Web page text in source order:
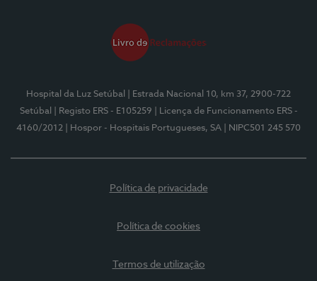
Hospital da Luz Setúbal
| Estrada Nacional 10, km 37, 2900-722
Setúbal
| Registo ERS - E105259
| Licença de Funcionamento ERS -
4160/2012
| Hospor - Hospitais Portugueses, SA | NIPC501 245 570
Política de privacidade
Política de cookies
Termos de utilização